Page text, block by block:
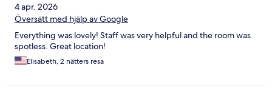
4 apr. 2026
Översätt med hjälp av Google
Everything was lovely! Staff was very helpful and the room was
spotless. Great location!
Elisabeth, 2 nätters resa